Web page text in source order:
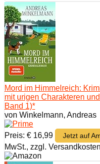
Mord im Himmelreich:
mit urigen Charakteren
Band 1)*
von Winkelmann, Andreas
Preis: € 16,99 Jetzt auf
MwSt., zzgl. Versandkosten